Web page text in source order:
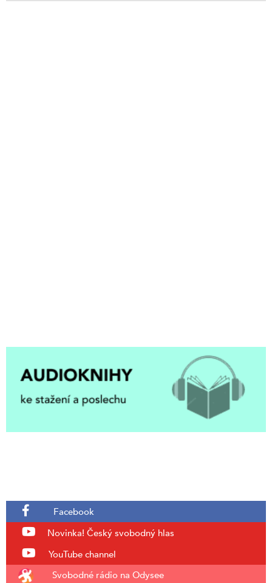
Facebook
Novinka! Český svobodný hlas
YouTube channel
Svobodné rádio na Odysee